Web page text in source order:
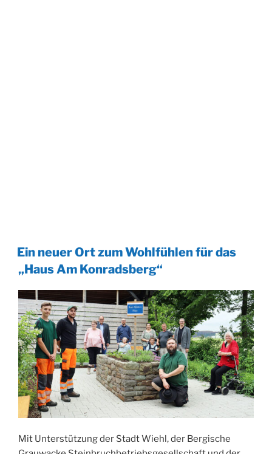
Ein neuer Ort zum Wohlfühlen für das
„Haus Am Konradsberg“
Mit Unterstützung der Stadt Wiehl, der Bergische